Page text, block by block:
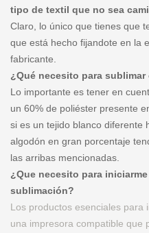
tipo de textil que no sea
Claro, lo único que tienes que
que está hecho fijandote en la
fabricante.
¿Qué necesito para
Lo importante es tener en
un 60% de poliéster presente
si es un tejido blanco diferente
algodón en gran porcentaje
las arribas mencionadas.
¿Que necesito para
sublimación?
Los productos esenciales para
una impresora compatible que